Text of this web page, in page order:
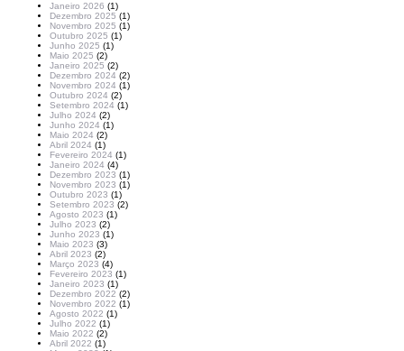
Janeiro 2026 (1)
Dezembro 2025 (1)
Novembro 2025 (1)
Outubro 2025 (1)
Junho 2025 (1)
Maio 2025 (2)
Janeiro 2025 (2)
Dezembro 2024 (2)
Novembro 2024 (1)
Outubro 2024 (2)
Setembro 2024 (1)
Julho 2024 (2)
Junho 2024 (1)
Maio 2024 (2)
Abril 2024 (1)
Fevereiro 2024 (1)
Janeiro 2024 (4)
Dezembro 2023 (1)
Novembro 2023 (1)
Outubro 2023 (1)
Setembro 2023 (2)
Agosto 2023 (1)
Julho 2023 (2)
Junho 2023 (1)
Maio 2023 (3)
Abril 2023 (2)
Março 2023 (4)
Fevereiro 2023 (1)
Janeiro 2023 (1)
Dezembro 2022 (2)
Novembro 2022 (1)
Agosto 2022 (1)
Julho 2022 (1)
Maio 2022 (2)
Abril 2022 (1)